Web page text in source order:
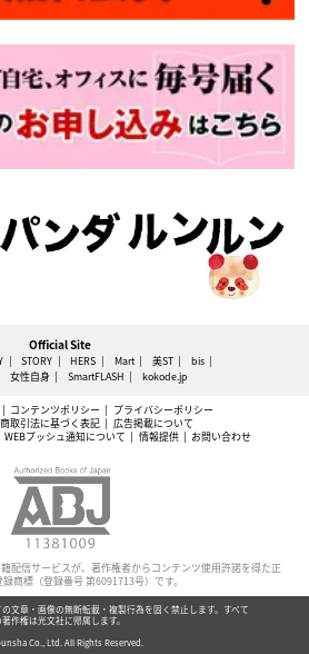
Official Site
STORY HERS Mart 美ST
bis
女性自身 SmartFLASH kokode.jp
コンテンツポリシー
プライバシーポリシー
取引法に基づく表記
広告掲載について
WEBプッシュ通知について 情報提供 お問い合わせ
配信サービスが、著作権者からコンテンツ使用許諾を得た正
商標（登録番号 第6091713号）です。
文章・画像の無断転載・複製行為を固く禁止します。すべて
著作権は光文社に帰属します。
Co., Ltd. All Rights Reserved.